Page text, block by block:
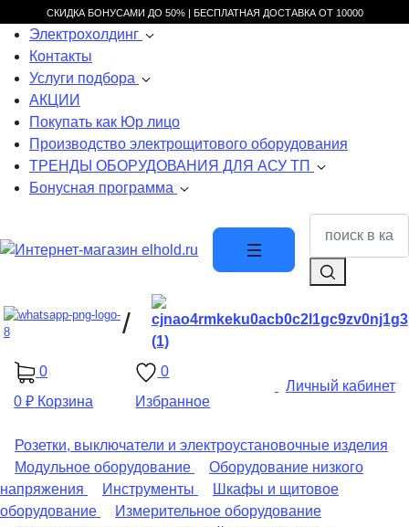
СКИДКА БОНУСАМИ ДО 50% | БЕСПЛАТНАЯ ДОСТАВКА ОТ 10000
Электрохолдинг
Контакты
Услуги подбора
АКЦИИ
Покупать как Юр лицо
Производство электрощитового оборудования
ТРЕНДЫ ОБОРУДОВАНИЯ ДЛЯ АСУ ТП
Бонусная программа
/
0
0 ₽ Корзина
Личный кабинет
0
Избранное
Розетки, выключатели и электроустановочные изделия
Модульное оборудование
Оборудование низкого
напряжения
Инструменты
Шкафы и щитовое
оборудование
Измерительное оборудование